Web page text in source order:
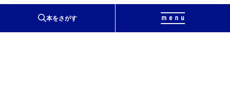
本をさがす
【自由研究、読書感想文……】夏休みの宿題のおと